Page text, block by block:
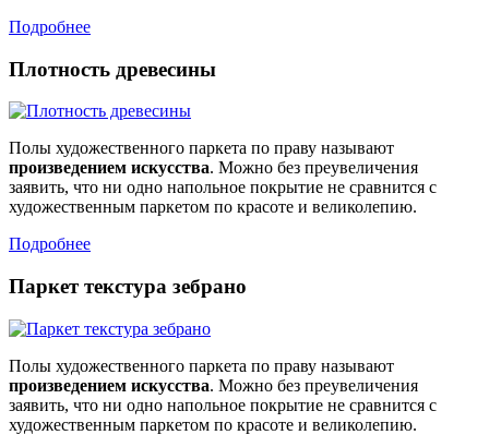
Подробнее
Плотность древесины
Полы художественного паркета по праву называют
произведением искусства. Можно без преувеличения
заявить, что ни одно напольное покрытие не сравнится с
художественным паркетом по красоте и великолепию.
Подробнее
Паркет текстура зебрано
Полы художественного паркета по праву называют
произведением искусства. Можно без преувеличения
заявить, что ни одно напольное покрытие не сравнится с
художественным паркетом по красоте и великолепию.